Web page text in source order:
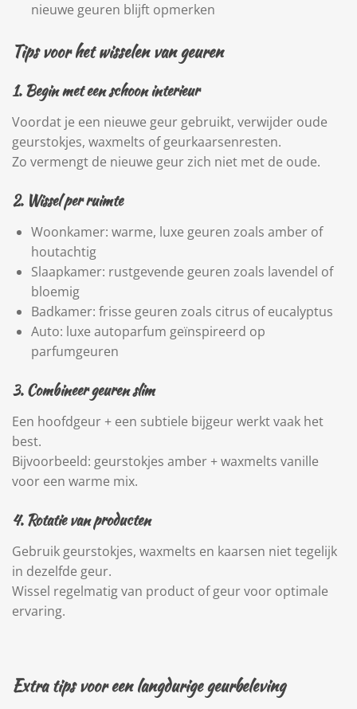
nieuwe geuren blijft opmerken
Tips voor het wisselen van geuren
1. Begin met een schoon interieur
Voordat je een nieuwe geur gebruikt, verwijder oude
geurstokjes, waxmelts of geurkaarsenresten.
Zo vermengt de nieuwe geur zich niet met de oude.
2. Wissel per ruimte
Woonkamer: warme, luxe geuren zoals amber of
houtachtig
Slaapkamer: rustgevende geuren zoals lavendel of
bloemig
Badkamer: frisse geuren zoals citrus of eucalyptus
Auto: luxe autoparfum geïnspireerd op
parfumgeuren
3. Combineer geuren slim
Een hoofdgeur + een subtiele bijgeur werkt vaak het
best.
Bijvoorbeeld: geurstokjes amber + waxmelts vanille
voor een warme mix.
4. Rotatie van producten
Gebruik geurstokjes, waxmelts en kaarsen niet tegelijk
in dezelfde geur.
Wissel regelmatig van product of geur voor optimale
ervaring.
Extra tips voor een langdurige geurbeleving